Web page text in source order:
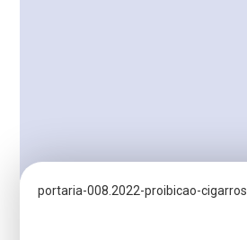
portaria-008.2022-proibicao-cigarros